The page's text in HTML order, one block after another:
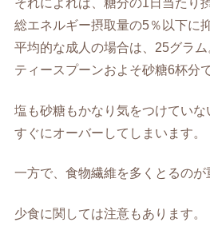
それによれば、糖分の1日当たり
総エネルギー摂取量の5％以下に
平均的な成人の場合は、25グラム
ティースプーンおよそ砂糖6杯分で
塩も砂糖もかなり気をつけていな
すぐにオーバーしてしまいます。
一方で、食物繊維を多くとるのが
少食に関しては注意もあります。